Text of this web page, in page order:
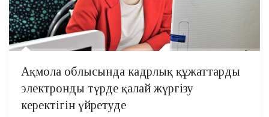
Ақмола облысында кадрлық құжаттарды
электронды түрде қалай жүргізу
керектігін үйретуде